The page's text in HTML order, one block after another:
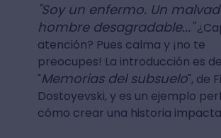
"Soy un enfermo. Un
hombre desagradable..."
atención? Pues calma y ¡no te
preocupes! La introducción es
"Memorias del subsuelo", de
Dostoyevski, y es un ejemplo
cómo crear una historia